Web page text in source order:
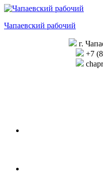
Перейти
содержимому
Чапаевский рабочий
г.
+7